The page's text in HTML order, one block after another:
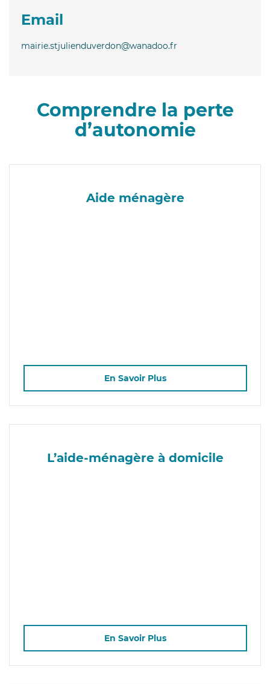
Email
mairie.stjulienduverdon@wanadoo.fr
Comprendre la perte
d’autonomie
Aide ménagère
En Savoir Plus
L’aide-ménagère à domicile
En Savoir Plus